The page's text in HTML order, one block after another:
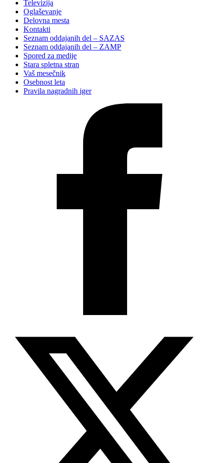
Televizija
Oglaševanje
Delovna mesta
Kontakti
Seznam oddajanih del – SAZAS
Seznam oddajanih del – ZAMP
Spored za medije
Stara spletna stran
Vaš mesečnik
Osebnost leta
Pravila nagradnih iger